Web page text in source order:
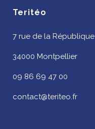
Teritéo
7 rue de la République
34000 Montpellier
09 86 69 47 00
contact@teriteo.fr